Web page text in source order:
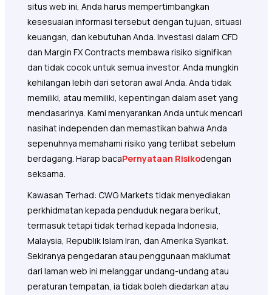
situs web ini, Anda harus mempertimbangkan
kesesuaian informasi tersebut dengan tujuan, situasi
keuangan, dan kebutuhan Anda. Investasi dalam CFD
dan Margin FX Contracts membawa risiko signifikan
dan tidak cocok untuk semua investor. Anda mungkin
kehilangan lebih dari setoran awal Anda. Anda tidak
memiliki, atau memiliki, kepentingan dalam aset yang
mendasarinya. Kami menyarankan Anda untuk mencari
nasihat independen dan memastikan bahwa Anda
sepenuhnya memahami risiko yang terlibat sebelum
berdagang. Harap bacaPernyataan Risikodengan
seksama.
Kawasan Terhad: CWG Markets tidak menyediakan
perkhidmatan kepada penduduk negara berikut,
termasuk tetapi tidak terhad kepada Indonesia,
Malaysia, Republik Islam Iran, dan Amerika Syarikat.
Sekiranya pengedaran atau penggunaan maklumat
dari laman web ini melanggar undang-undang atau
peraturan tempatan, ia tidak boleh diedarkan atau